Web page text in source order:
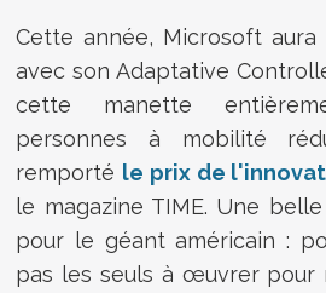
Cette année, Microsoft aura
avec son Adaptative
cette manette
personnes à mobilité
remporté le prix de
le magazine TIME. Une
pour le géant américain :
pas les seuls à œuvrer pour